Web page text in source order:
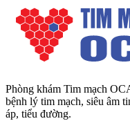
Phòng khám Tim mạch
bệnh lý tim mạch, siêu âm
áp, tiểu đường.